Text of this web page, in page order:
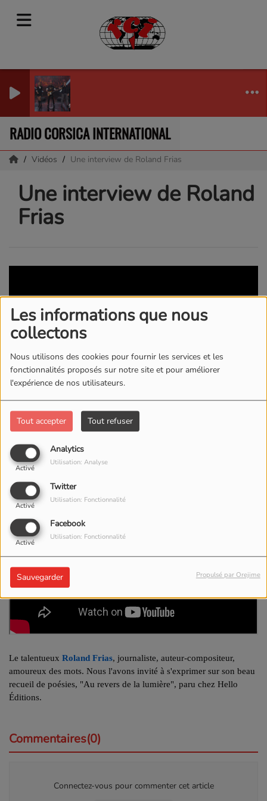
Les informations que nous
collectons
Nous utilisons des cookies pour fournir les services et les
fonctionnalités proposés sur notre site et pour améliorer
l'expérience de nos utilisateurs.
Tout accepter Tout refuser
Analytics
Activé
Utilisation: Analyse
Twitter
Activé
Utilisation: Fonctionnalité
Facebook
Activé
Utilisation: Fonctionnalité
Sauvegarder Propulsé par Orejime
RADIO CORSICA INTERNATIONAL
Vidéos Une interview de Roland Frias
Une interview de Roland
Frias
14 MAI 2026
Le talentueux Roland Frias, journaliste, auteur-compositeur,
amoureux des mots. Nous l'avons invité à s'exprimer sur son beau
recueil de poésies, "Au revers de la lumière", paru chez Hello
Éditions.
Commentaires(0)
Connectez-vous pour commenter cet article